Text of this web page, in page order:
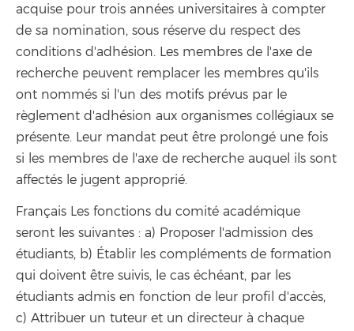
acquise pour trois années universitaires à compter
de sa nomination, sous réserve du respect des
conditions d'adhésion. Les membres de l'axe de
recherche peuvent remplacer les membres qu'ils
ont nommés si l'un des motifs prévus par le
règlement d'adhésion aux organismes collégiaux se
présente. Leur mandat peut être prolongé une fois
si les membres de l'axe de recherche auquel ils sont
affectés le jugent approprié.
Français Les fonctions du comité académique
seront les suivantes : a) Proposer l'admission des
étudiants, b) Établir les compléments de formation
qui doivent être suivis, le cas échéant, par les
étudiants admis en fonction de leur profil d'accès,
c) Attribuer un tuteur et un directeur à chaque